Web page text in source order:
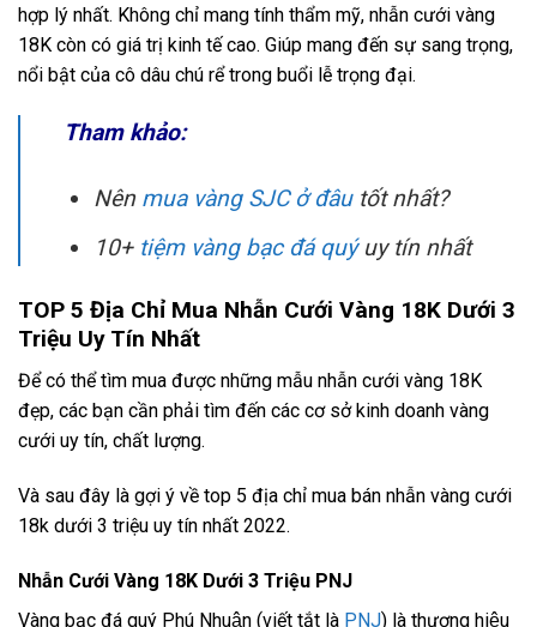
hợp lý nhất. Không chỉ mang tính thẩm mỹ, nhẫn cưới vàng
18K còn có giá trị kinh tế cao. Giúp mang đến sự sang trọng,
nổi bật của cô dâu chú rể trong buổi lễ trọng đại.
Tham khảo:
Nên mua vàng SJC ở đâutốt nhất?
10+ tiệm vàng bạc đá quýuy tín nhất
TOP 5 Địa Chỉ Mua Nhẫn Cưới Vàng 18K Dưới 3
Triệu Uy Tín Nhất
Để có thể tìm mua được những mẫu nhẫn cưới vàng 18K
đẹp, các bạn cần phải tìm đến các cơ sở kinh doanh vàng
cưới uy tín, chất lượng.
Và sau đây là gợi ý về top 5 địa chỉ mua bán nhẫn vàng cưới
18k dưới 3 triệu uy tín nhất 2022.
Nhẫn Cưới Vàng 18K Dưới 3 Triệu PNJ
Vàng bạc đá quý Phú Nhuận (viết tắt là PNJ) là thương hiệu